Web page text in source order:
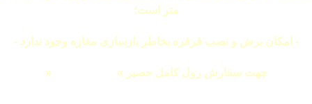
متر است؛
- امکان برش و نصب قرقره بخاطر بازسازی مغازه وجود ندارد -
جهت سفارش رول کامل حصیر » «